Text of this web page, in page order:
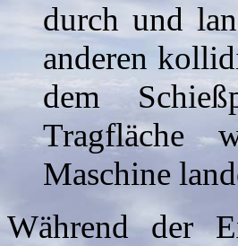
durch und
anderen
dem
Tragfläche
Maschine
Während der